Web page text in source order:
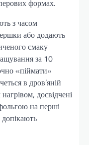
формах.
з часом
або додають
смаку
за 10
«піймати»
в дров’яній
досвідчені
на перші